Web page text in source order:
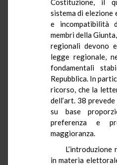
Costituzione, il
sistema di elezione
e incompatibilità
membri della
regionali devono
legge regionale,
fondamentali
Repubblica. In
ricorso, che la
dell’art. 38
su base
preferenza e
maggioranza.
in materia